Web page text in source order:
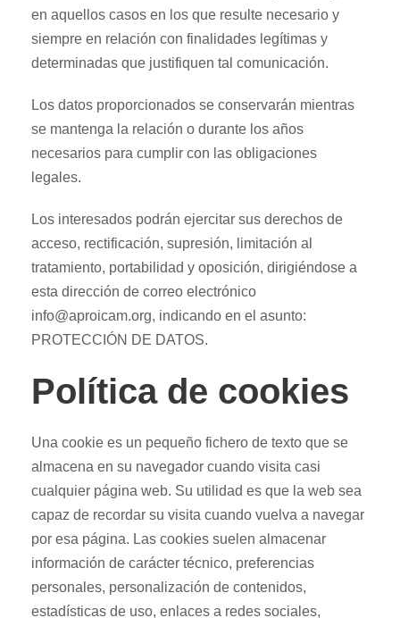
en aquellos casos en los que resulte necesario y
siempre en relación con finalidades legítimas y
determinadas que justifiquen tal comunicación.
Los datos proporcionados se conservarán mientras
se mantenga la relación o durante los años
necesarios para cumplir con las obligaciones
legales.
Los interesados podrán ejercitar sus derechos de
acceso, rectificación, supresión, limitación al
tratamiento, portabilidad y oposición, dirigiéndose a
esta dirección de correo electrónico
info@aproicam.org, indicando en el asunto:
PROTECCIÓN DE DATOS.
Política de cookies
Una cookie es un pequeño fichero de texto que se
almacena en su navegador cuando visita casi
cualquier página web. Su utilidad es que la web sea
capaz de recordar su visita cuando vuelva a navegar
por esa página. Las cookies suelen almacenar
información de carácter técnico, preferencias
personales, personalización de contenidos,
estadísticas de uso, enlaces a redes sociales,